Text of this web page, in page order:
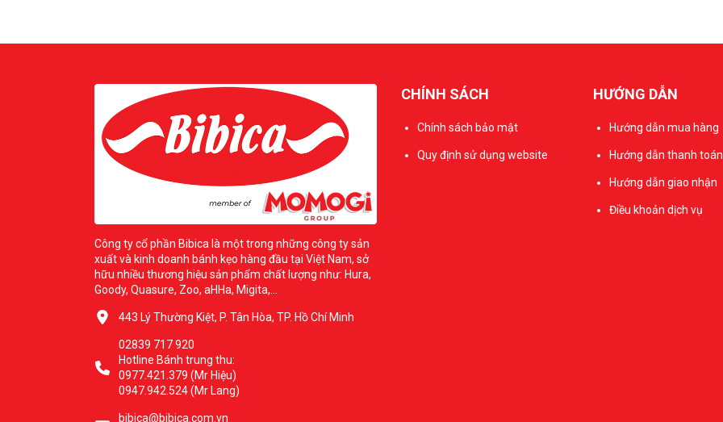
Công ty cổ phần Bibica là một trong những công ty sản
xuất và kinh doanh bánh kẹo hàng đầu tại Việt Nam, sở
hữu nhiều thương hiệu sản phẩm chất lượng như: Hura,
Goody, Quasure, Zoo, aHHa, Migita,...
443 Lý Thường Kiệt, P. Tân Hòa, TP. Hồ Chí Minh
02839 717 920
Hotline Bánh trung thu:
0977.421.379 (Mr Hiệu)
0947.942.524 (Mr Lang)
bibica@bibica.com.vn
CHÍNH SÁCH
Chính sách bảo mật
Quy định sử dụng website
HƯỚNG DẪN
Hướng dẫn mua hàng
Hướng dẫn thanh toán
Hướng dẫn giao nhận
Điều khoản dịch vụ